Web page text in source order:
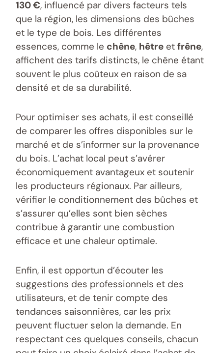
130 €, influencé par divers facteurs tels
que la région, les dimensions des bûches
et le type de bois. Les différentes
essences, comme le chêne, hêtre et frêne,
affichent des tarifs distincts, le chêne étant
souvent le plus coûteux en raison de sa
densité et de sa durabilité.
Pour optimiser ses achats, il est conseillé
de comparer les offres disponibles sur le
marché et de s’informer sur la provenance
du bois. L’achat local peut s’avérer
économiquement avantageux et soutenir
les producteurs régionaux. Par ailleurs,
vérifier le conditionnement des bûches et
s’assurer qu’elles sont bien sèches
contribue à garantir une combustion
efficace et une chaleur optimale.
Enfin, il est opportun d’écouter les
suggestions des professionnels et des
utilisateurs, et de tenir compte des
tendances saisonnières, car les prix
peuvent fluctuer selon la demande. En
respectant ces quelques conseils, chacun